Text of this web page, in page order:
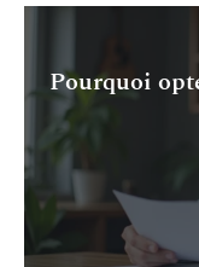
Pourquoi